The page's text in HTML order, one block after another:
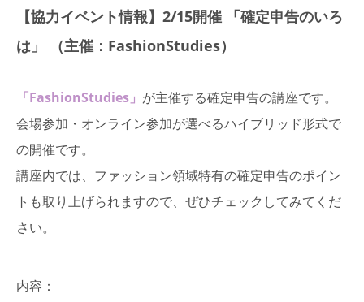
【協力イベント情報】2/15開催 「確定申告のいろ
は」 （主催：FashionStudies）
「FashionStudies」 が主催する確定申告の講座です。
会場参加・オンライン参加が選べるハイブリッド形式で
の開催です。
講座内では、ファッション領域特有の確定申告のポイン
トも取り上げられますので、ぜひチェックしてみてくだ
さい。
内容：